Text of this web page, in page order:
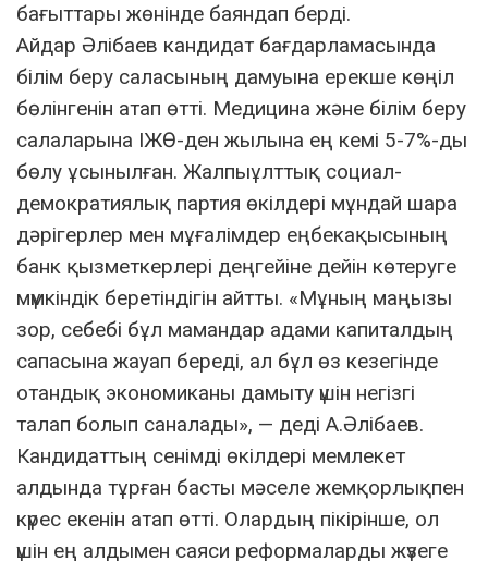
бағыттары жөнінде баяндап берді.
Айдар Әлібаев кандидат бағдарламасында
білім беру саласының дамуына ерекше көңіл
бөлінгенін атап өтті. Медицина және білім беру
салаларына ІЖӨ-ден жылына ең кемі 5-7%-ды
бөлу ұсынылған. Жалпыұлттық социал-
демократиялық партия өкілдері мұндай шара
дәрігерлер мен мұғалімдер еңбекақысының
банк қызметкерлері деңгейіне дейін көтеруге
мүмкіндік беретіндігін айтты. «Мұның маңызы
зор, себебі бұл мамандар адами капиталдың
сапасына жауап береді, ал бұл өз кезегінде
отандық экономиканы дамыту үшін негізгі
талап болып саналады», — деді А.Әлібаев.
Кандидаттың сенімді өкілдері мемлекет
алдында тұрған басты мәселе жемқорлықпен
күрес екенін атап өтті. Олардың пікірінше, ол
үшін ең алдымен саяси реформаларды жүзеге